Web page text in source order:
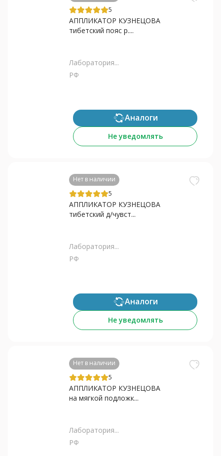
5
АППЛИКАТОР КУЗНЕЦОВА
тибетский пояс р....
Лаборатория...
РФ
Аналоги
Не уведомлять
Нет в наличии
5
АППЛИКАТОР КУЗНЕЦОВА
тибетский д/чувст...
Лаборатория...
РФ
Аналоги
Не уведомлять
Нет в наличии
5
АППЛИКАТОР КУЗНЕЦОВА
на мягкой подложк...
Лаборатория...
РФ